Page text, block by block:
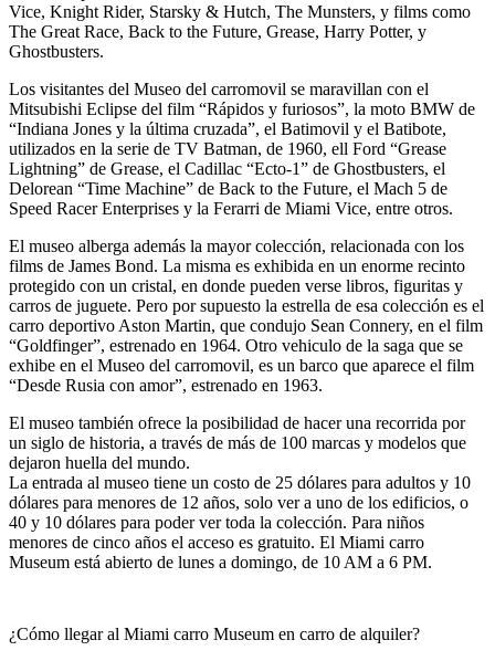
Vice, Knight Rider, Starsky & Hutch, The Munsters, y films como
The Great Race, Back to the Future, Grease, Harry Potter, y
Ghostbusters.
Los visitantes del Museo del carromovil se maravillan con el
Mitsubishi Eclipse del film “Rápidos y furiosos”, la moto BMW de
“Indiana Jones y la última cruzada”, el Batimovil y el Batibote,
utilizados en la serie de TV Batman, de 1960, ell Ford “Grease
Lightning” de Grease, el Cadillac “Ecto-1” de Ghostbusters, el
Delorean “Time Machine” de Back to the Future, el Mach 5 de
Speed Racer Enterprises y la Ferarri de Miami Vice, entre otros.
El museo alberga además la mayor colección, relacionada con los
films de James Bond. La misma es exhibida en un enorme recinto
protegido con un cristal, en donde pueden verse libros, figuritas y
carros de juguete. Pero por supuesto la estrella de esa colección es el
carro deportivo Aston Martin, que condujo Sean Connery, en el film
“Goldfinger”, estrenado en 1964. Otro vehiculo de la saga que se
exhibe en el Museo del carromovil, es un barco que aparece el film
“Desde Rusia con amor”, estrenado en 1963.
El museo también ofrece la posibilidad de hacer una recorrida por
un siglo de historia, a través de más de 100 marcas y modelos que
dejaron huella del mundo.
La entrada al museo tiene un costo de 25 dólares para adultos y 10
dólares para menores de 12 años, solo ver a uno de los edificios, o
40 y 10 dólares para poder ver toda la colección. Para niños
menores de cinco años el acceso es gratuito. El Miami carro
Museum está abierto de lunes a domingo, de 10 AM a 6 PM.
¿Cómo llegar al Miami carro Museum en carro de alquiler?